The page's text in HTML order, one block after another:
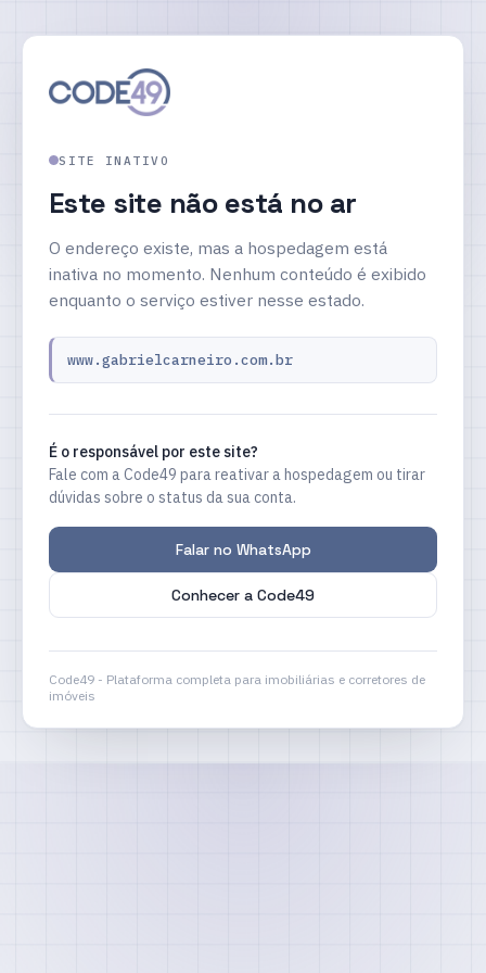
SITE INATIVO
Este site não está no ar
O endereço existe, mas a hospedagem está
inativa no momento. Nenhum conteúdo é exibido
enquanto o serviço estiver nesse estado.
www.gabrielcarneiro.com.br
É o responsável por este site?
Fale com a Code49 para reativar a hospedagem ou tirar
dúvidas sobre o status da sua conta.
Falar no WhatsApp
Conhecer a Code49
Code49 - Plataforma completa para imobiliárias e corretores de
imóveis